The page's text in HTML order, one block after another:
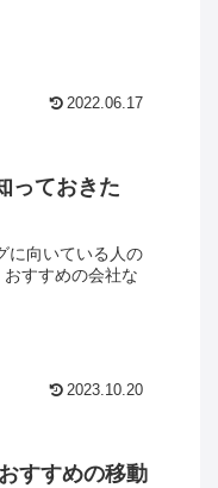
2022.06.17
っておきた
に向いている人の
すすめの会社な
2023.10.20
すすめの移動